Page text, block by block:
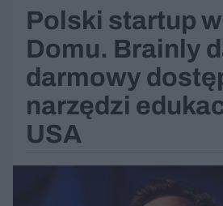
Polski startup w
Domu. Brainly
darmowy
narzędzi
USA